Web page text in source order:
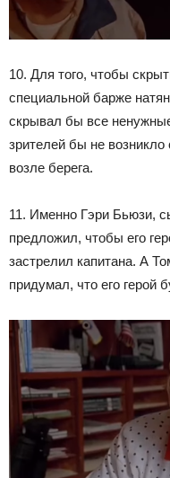
10. Для того, чтобы
специальной барже
скрывал бы все
зрителей бы не
возле берега.
11. Именно Гэри Бьюзи,
предложил, чтобы его
застрелил капитана. А
придумал, что его герой